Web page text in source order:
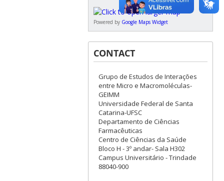
Powered by Google Maps Widget
CONTACT
Grupo de Estudos de Interações
entre Micro e Macromoléculas-
GEIMM
Universidade Federal de Santa
Catarina-UFSC
Departamento de Ciências
Farmacêuticas
Centro de Ciências da Saúde
Bloco H - 3º andar- Sala H302
Campus Universitário - Trindade
88040-900